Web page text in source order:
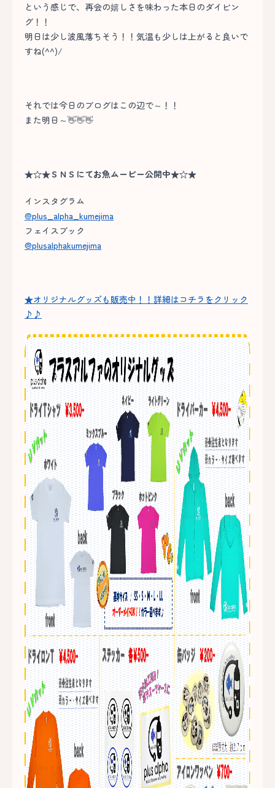
という感じで、再会の嬉しさを味わった本日のダイビン
グ！！
明日は少し波風落ちそう！！気温も少しは上がると良いで
すね(^^)/
それでは今日のブログはこの辺で～！！
また明日～👋👋👋
★☆★ＳＮＳにてお魚ムービー公開中★☆★
インスタグラム
@plus_alpha_kumejima
フェイスブック
@plusalphakumejima
★オリジナルグッズも販売中！！詳細はコチラをクリック
♪♪